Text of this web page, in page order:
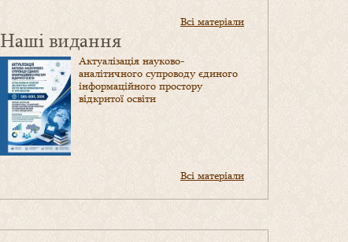
Всі матеріали
Наші видання
Актуалізація науково-
аналітичного супроводу єдиного
інформаційного простору
відкритої освіти
Всі матеріали